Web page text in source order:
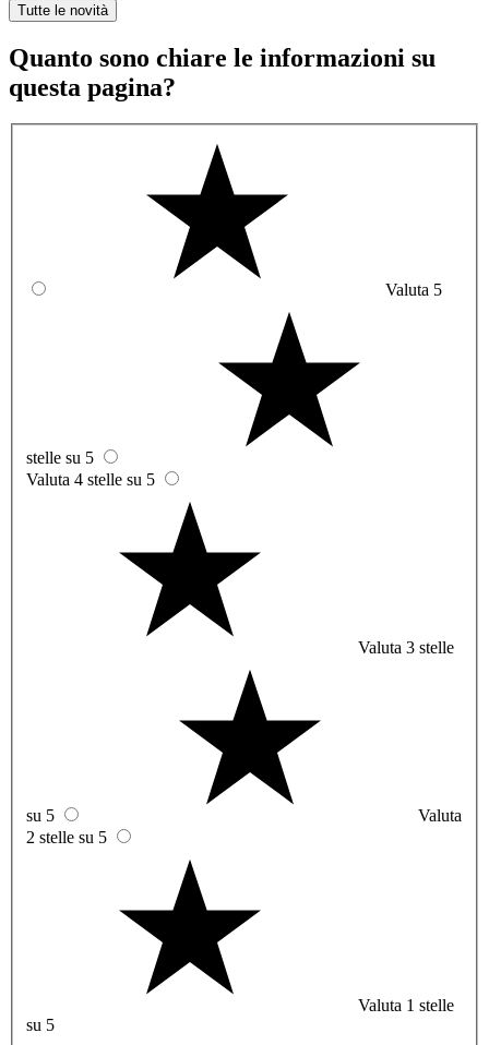
Tutte le novità
Quanto sono chiare le informazioni su
questa pagina?
Valuta 5
stelle su 5
Valuta 4 stelle su 5
Valuta 3 stelle
su 5
Valuta
2 stelle su 5
Valuta 1 stelle
su 5